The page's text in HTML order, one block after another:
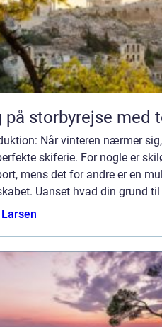
på storbyrejse med
Når vinteren nærmer
skiferie. For nogle er
mens det for andre er en
Uanset hvad din grund til